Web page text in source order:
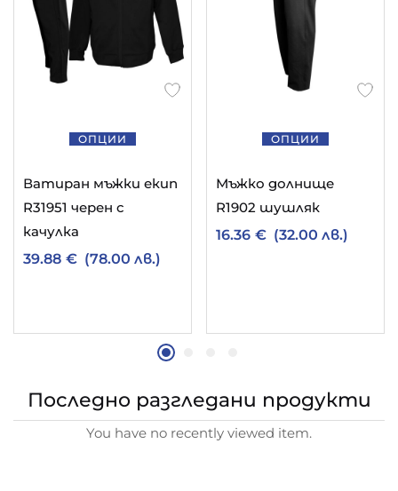
ОПЦИИ
Ватиран мъжки екип
R31951 черен с
качулка
39.88 € (78.00 лв.)
ОПЦИИ
Мъжко долнище
R1902 шушляк
16.36 € (32.00 лв.)
Последно разгледани продукти
You have no recently viewed item.